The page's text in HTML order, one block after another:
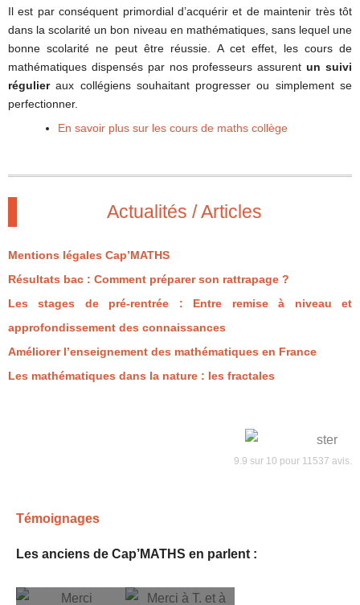
Il est par conséquent primordial d’acquérir et de maintenir très tôt
dans la scolarité un bon niveau en mathématiques, sans lequel une
bonne scolarité ne peut être réussie. A cet effet, les cours de
mathématiques dispensés par nos professeurs assurentun suivi
régulieraux collégiens souhaitant progresser ou simplement se
perfectionner.
En savoir plus sur les cours de maths collège
Actualités / Articles
Mentions légales Cap’MATHS
Résultats bac : Comment préparer son rattrapage ?
Les stages de pré-rentrée : Entre remise à niveau et
approfondissement des connaissances
Améliorer l’enseignement des mathématiques en France
Les mathématiques dans la nature : les fractales
9.9 sur 10 pour 11537 avis.
Témoignages
Les anciens de Cap’MATHS en parlent :
Merci
préparation de
préparé aux
concours des